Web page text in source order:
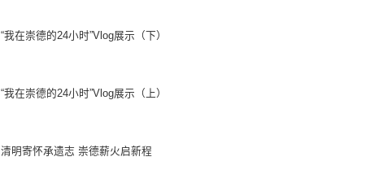
“我在崇德的24小时”Vlog展示（下）
“我在崇德的24小时”Vlog展示（上）
清明寄怀承遗志 崇德薪火启新程